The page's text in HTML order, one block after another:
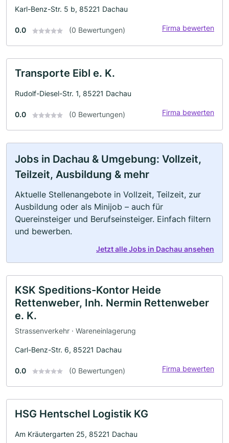
Karl-Benz-Str. 5 b, 85221 Dachau
0.0 (0 Bewertungen) Firma bewerten
Transporte Eibl e. K.
Rudolf-Diesel-Str. 1, 85221 Dachau
0.0 (0 Bewertungen) Firma bewerten
Jobs in Dachau & Umgebung: Vollzeit,
Teilzeit, Ausbildung & mehr
Aktuelle Stellenangebote in Vollzeit, Teilzeit, zur
Ausbildung oder als Minijob – auch für
Quereinsteiger und Berufseinsteiger. Einfach filtern
und bewerben.
Jetzt alle Jobs in Dachau ansehen
KSK Speditions-Kontor Heide
Rettenweber, Inh. Nermin Rettenweber
e. K.
Strassenverkehr · Wareneinlagerung
Carl-Benz-Str. 6, 85221 Dachau
0.0 (0 Bewertungen) Firma bewerten
HSG Hentschel Logistik KG
Am Kräutergarten 25, 85221 Dachau